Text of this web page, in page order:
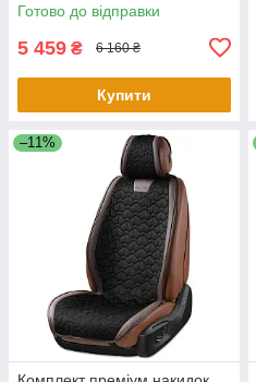
Готово до відправки
5 459 ₴ 6 160 ₴
Купити
–11%